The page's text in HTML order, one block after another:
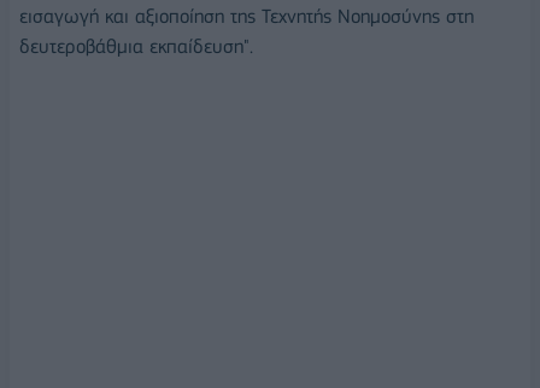
εισαγωγή και αξιοποίηση της Τεχνητής Νοημοσύνης στη
δευτεροβάθμια εκπαίδευση".